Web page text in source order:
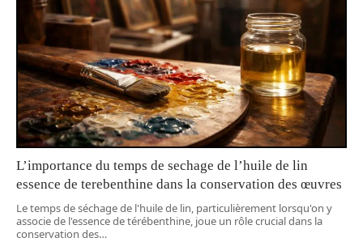
L’importance du temps de sechage de l’huile de lin
essence de terebenthine dans la conservation des œuvres
Le temps de séchage de l'huile de lin, particulièrement lorsqu'on y
associe de l'essence de térébenthine, joue un rôle crucial dans la
conservation des…